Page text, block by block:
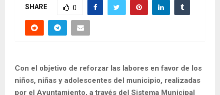
SHARE 0
Con el objetivo de reforzar las labores en favor de los
niños, niñas y adolescentes del municipio, realizadas
por el Ayuntamiento, a través del Sistema Municipal